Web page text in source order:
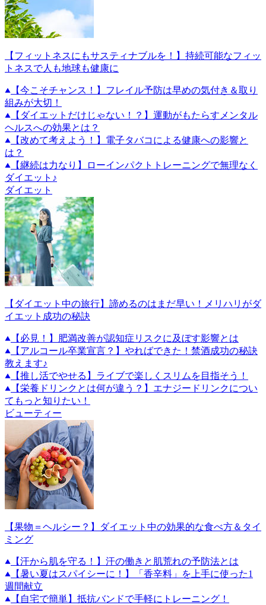
【フィットネスにもサスティナブルを！】持続可能なフィッ
トネスで人も地球も健康に
【今こそチャンス！】フレイル予防は早めの気付き＆取り
組みが大切！
【ダイエットだけじゃない！？】運動がもたらすメンタル
ヘルスへの効果とは？
【改めて考えよう！】電子タバコによる健康への影響と
は？
【継続は力なり】ローインパクトトレーニングで無理なく
ダイエット♪
ダイエット
【ダイエット中の旅行】諦めるのはまだ早い！メリハリがダ
イエット成功の秘訣
【必見！】肥満改善が認知症リスクに及ぼす影響とは
【アルコール卒業宣言？】やればできた！禁酒成功の秘訣
教えます♪
【推し活でやせる】ライブで楽しくスリムを目指そう！
【栄養ドリンクとは何が違う？】エナジードリンクについ
てもっと知りたい！
ビューティー
【果物＝ヘルシー？】ダイエット中の効果的な食べ方＆タイ
ミング
【汗から肌を守る！】汗の働きと肌荒れの予防法とは
【暑い夏はスパイシーに！】「香辛料」を上手に使った1
週間献立
【自宅で簡単】抵抗バンドで手軽にトレーニング！